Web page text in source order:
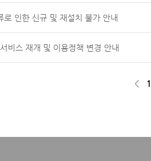
로 인한 신규 및 재설치 불가 안내
비스 재개 및 이용정책 변경 안내
< 1